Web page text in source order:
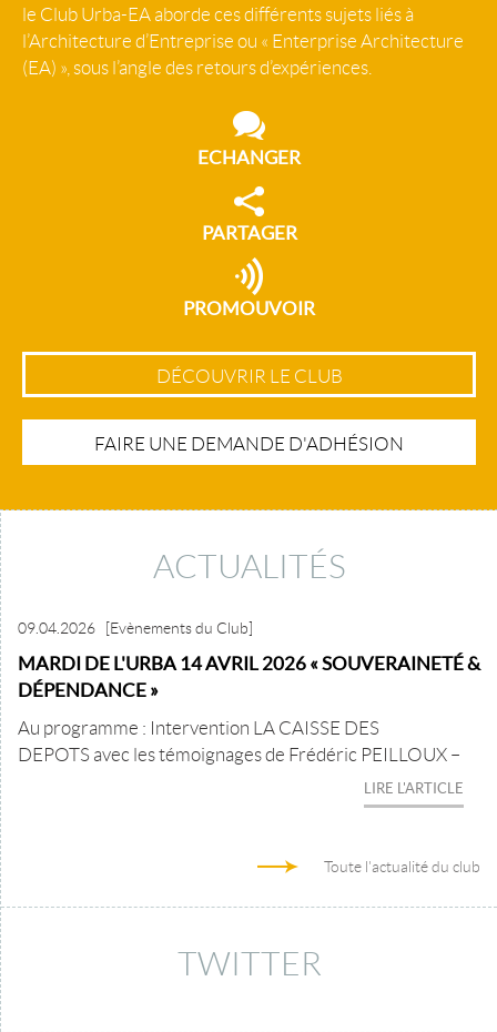
le Club Urba-EA aborde ces différents sujets liés à
l’Architecture d’Entreprise ou « Enterprise Architecture
(EA) », sous l’angle des retours d’expériences.
ECHANGER
PARTAGER
PROMOUVOIR
DÉCOUVRIR LE CLUB
FAIRE UNE DEMANDE D'ADHÉSION
ACTUALITÉS
09.04.2026 [Evènements du Club]
MARDI DE L'URBA 14 AVRIL 2026 « SOUVERAINETÉ &
DÉPENDANCE »
Au programme : Intervention LA CAISSE DES
DEPOTS avec les témoignages de Frédéric PEILLOUX –
LIRE L'ARTICLE
Toute l'actualité du club
TWITTER